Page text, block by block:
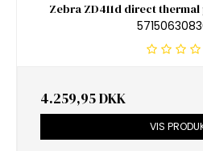
Zebra ZD411d direct
4.259,95 DKK
VIS